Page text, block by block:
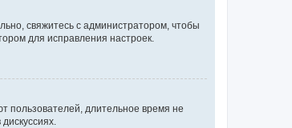
свяжитесь с администратором, чтобы
для исправления настроек.
пользователей, длительное время не